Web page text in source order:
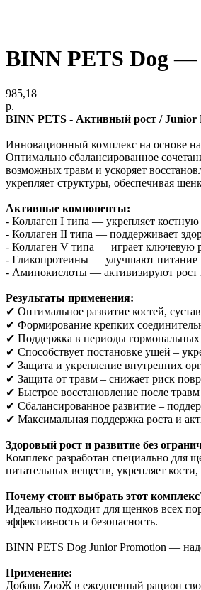
BINN PETS Dog
985,18
р.
BINN PETS - Активный рост / Junior
Инновационный комплекс на основе
Оптимально сбалансированное
возможных травм и ускоряет
укрепляет структуры, обеспечивая
Активные компоненты:
- Коллаген I типа — укрепляет костную
- Коллаген II типа — поддерживает
- Коллаген V типа — играет ключевую
- Гликопротеины — улучшают питание
- Аминокислоты — активизируют рост
Результаты применения:
✔ Оптимальное развитие костей,
✔ Формирование крепких
✔ Поддержка в периоды гормональных
✔ Способствует постановке ушей –
✔ Защита и укрепление внутренних
✔ Защита от травм – снижает риск
✔ Быстрое восстановление после
✔ Сбалансированное развитие –
✔ Максимальная поддержка роста и
Здоровый рост и развитие без
Комплекс разработан специально для
питательных веществ, укрепляет
Почему стоит выбрать этот
Идеально подходит для щенков всех
эффективность и безопасность.
BINN PETS Dog Junior Promotion —
Применение:
Добавь ZooЖ в ежедневный рацион